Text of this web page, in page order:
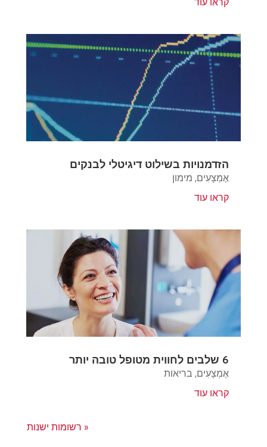
הזדמנויות בשילוט דיגיטלי לבנקים
אֶמְצָעִים, מימון
קראו עוד
6 שלבים לחווית מטופל טובה יותר
אֶמְצָעִים, בריאות
קראו עוד
« רשומות ישנות